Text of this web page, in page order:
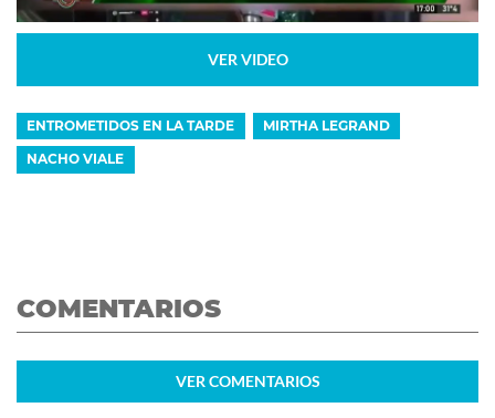
VER VIDEO
ENTROMETIDOS EN LA TARDE MIRTHA LEGRAND
NACHO VIALE
COMENTARIOS
VER COMENTARIOS